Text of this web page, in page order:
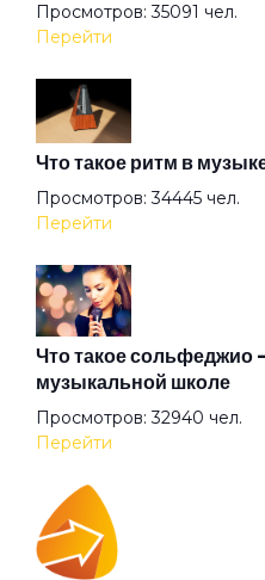
Волк
Волчье лето
Ворона
Время
Встретились на счастье
Выживший
Просмотров: 35091 чел.
Перейти
Что такое ритм в
Просмотров: 34445 чел.
Перейти
Что такое сольфеджио
музыкальной школе
Просмотров: 32940 чел.
Перейти